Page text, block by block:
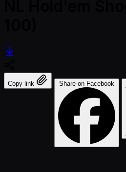
Copy link Share on Facebook